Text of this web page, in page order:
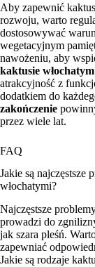
Aby zapewnić
rozwoju, warto
dostosowywać
wegetacyjnym
nawożeniu, aby
kaktusie włochatym
atrakcyjność z
dodatkiem do
zakończenie
przez wiele lat.
FAQ
Jakie są najczęstsze
włochatymi?
Najczęstsze
prowadzi do
jak szara pleśń.
zapewniać
Jakie są rodzaje